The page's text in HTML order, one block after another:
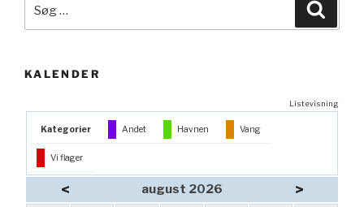
efter:
KALENDER
Listevisning
Kategorier Andet Havnen Vang
Vi flager
< august 2026 >